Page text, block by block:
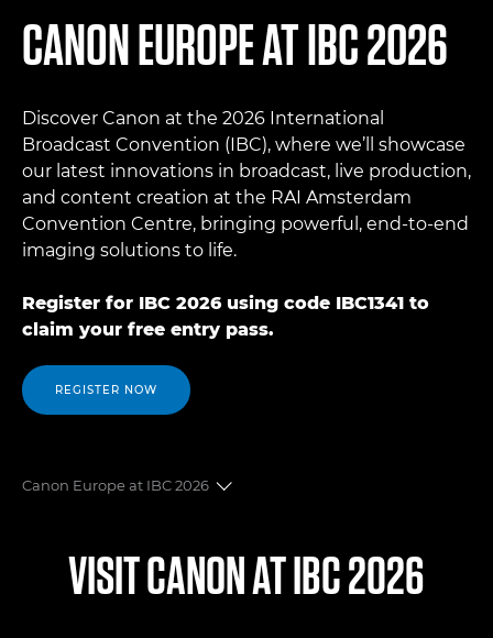
CANON EUROPE AT IBC 2026
Discover Canon at the 2026 International
Broadcast Convention (IBC), where we’ll showcase
our latest innovations in broadcast, live production,
and content creation at the RAI Amsterdam
Convention Centre, bringing powerful, end-to-end
imaging solutions to life.
Register for IBC 2026 using code IBC1341 to
claim your free entry pass.
REGISTER NOW
Canon Europe at IBC 2026
ProductsVISIT CANON AT IBC 2026